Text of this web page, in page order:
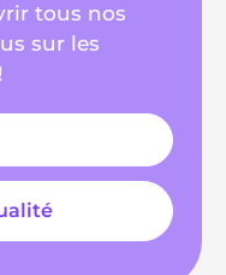
tous nos
sur les